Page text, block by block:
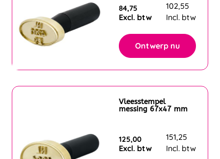
84,75
Excl. btw
102,55
Incl. btw
Ontwerp nu
Vleesstempel
messing 67x47 mm
125,00
Excl. btw
151,25
Incl. btw